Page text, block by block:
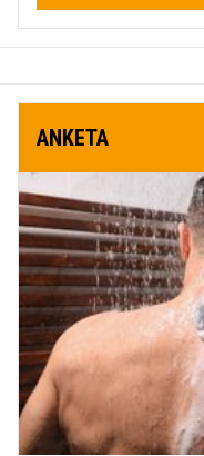
ANKETA